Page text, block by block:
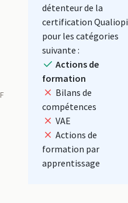
détenteur de la
certification Qualiopi
pour les catégories
suivante :
Actions de
formation
Bilans de
compétences
VAE
Actions de
formation par
apprentissage